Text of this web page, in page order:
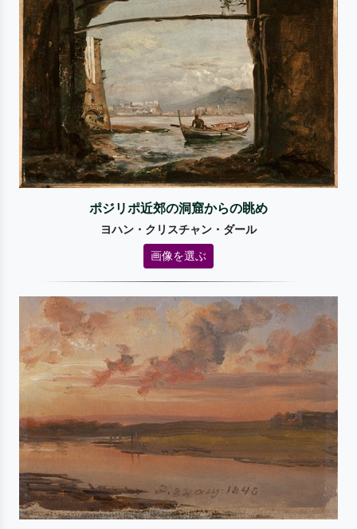
ポジリポ近郊の洞窟からの眺め
ヨハン・クリスチャン・ダール
画像を選ぶ